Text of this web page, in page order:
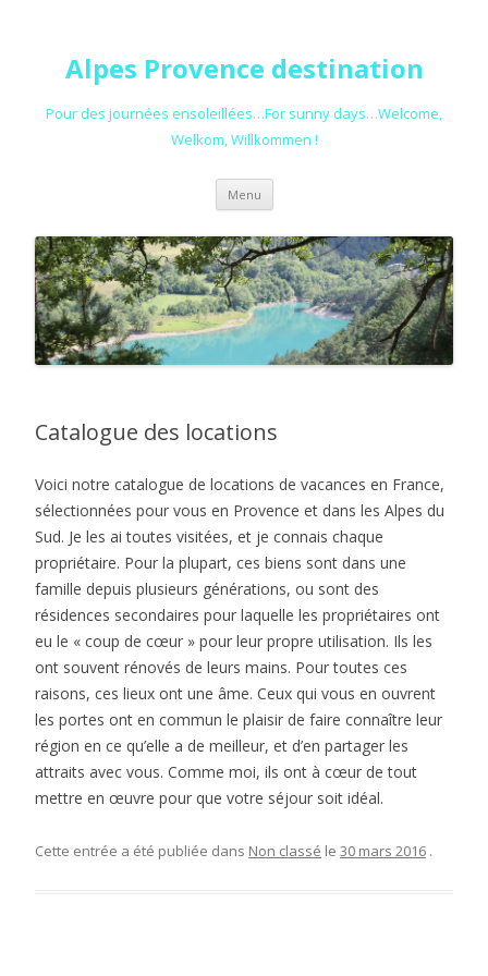
Alpes Provence destination
Pour des journées ensoleillées…For sunny days…Welcome,
Welkom, Willkommen !
Menu Aller au contenu principal
Catalogue des locations
Voici notre catalogue de locations de vacances en France,
sélectionnées pour vous en Provence et dans les Alpes du
Sud. Je les ai toutes visitées, et je connais chaque
propriétaire. Pour la plupart, ces biens sont dans une
famille depuis plusieurs générations, ou sont des
résidences secondaires pour laquelle les propriétaires ont
eu le « coup de cœur » pour leur propre utilisation. Ils les
ont souvent rénovés de leurs mains. Pour toutes ces
raisons, ces lieux ont une âme. Ceux qui vous en ouvrent
les portes ont en commun le plaisir de faire connaître leur
région en ce qu’elle a de meilleur, et d’en partager les
attraits avec vous. Comme moi, ils ont à cœur de tout
mettre en œuvre pour que votre séjour soit idéal.
Cette entrée a été publiée dans Non classé le 30 mars 2016 .